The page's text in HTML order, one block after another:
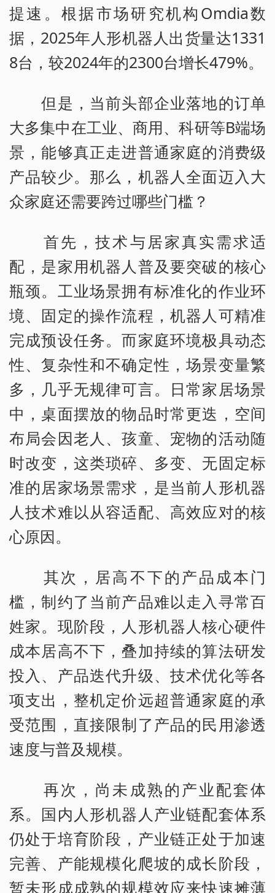
提速。根据市场研究机构Omdia数
据，2025年人形机器人出货量达1331
8台，较2024年的2300台增长479%。
但是，当前头部企业落地的订单
大多集中在工业、商用、科研等B端场
景，能够真正走进普通家庭的消费级
产品较少。那么，机器人全面迈入大
众家庭还需要跨过哪些门槛？
首先，技术与居家真实需求适
配，是家用机器人普及要突破的核心
瓶颈。工业场景拥有标准化的作业环
境、固定的操作流程，机器人可精准
完成预设任务。而家庭环境极具动态
性、复杂性和不确定性，场景变量繁
多，几乎无规律可言。日常家居场景
中，桌面摆放的物品时常更迭，空间
布局会因老人、孩童、宠物的活动随
时改变，这类琐碎、多变、无固定标
准的居家场景需求，是当前人形机器
人技术难以从容适配、高效应对的核
心原因。
其次，居高不下的产品成本门
槛，制约了当前产品难以走入寻常百
姓家。现阶段，人形机器人核心硬件
成本居高不下，叠加持续的算法研发
投入、产品迭代升级、技术优化等各
项支出，整机定价远超普通家庭的承
受范围，直接限制了产品的民用渗透
速度与普及规模。
再次，尚未成熟的产业配套体
系。国内人形机器人产业链配套体系
仍处于培育阶段，产业链正处于加速
完善、产能规模化爬坡的成长阶段，
暂未形成成熟的规模效应来快速摊薄